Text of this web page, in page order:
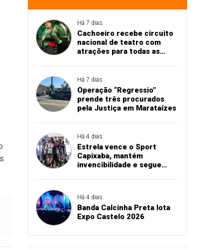
Há 7 dias
Cachoeiro recebe circuito
nacional de teatro com
atrações para todas as
Há 7 dias
Operação “Regressio”
prende três procurados
pela Justiça em Marataízes
Há 4 dias
Estrela vence o Sport
Capixaba, mantém
invencibilidade e segue
Há 4 dias
Banda Calcinha Preta lota
Expo Castelo 2026